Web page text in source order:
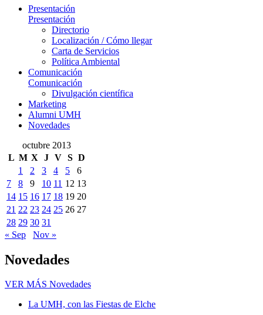
Presentación
Presentación
Directorio
Localización / Cómo llegar
Carta de Servicios
Política Ambiental
Comunicación
Comunicación
Divulgación científica
Marketing
Alumni UMH
Novedades
octubre 2013
L M X J V S D
1
2 3 4 5
6
7
8 9 10 11 12 13
14 15 16 17 18 19 20
21 22 23 24 25 26 27
28 29 30 31
« Sep
Nov »
Novedades
VER MÁS Novedades
La UMH, con las Fiestas de Elche